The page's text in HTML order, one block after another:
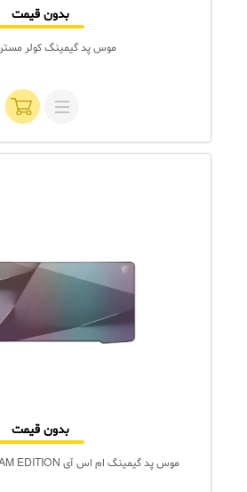
بدون قیمت
موس پد گیمینگ کولر مستر MP751
بدون قیمت
موس پد گیمینگ ام اس آی AGILITY GD72 GLEAM EDITION